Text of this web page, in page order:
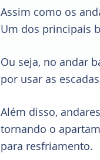
Assim como os
Um dos principais
Ou seja, no andar
por usar as
Além disso,
tornando o
para resfriamento.